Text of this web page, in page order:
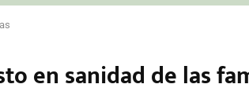
en sanidad de las